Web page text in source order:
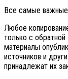
Все самые
Любое
только с обратной
материалы
источников и
принадлежат их